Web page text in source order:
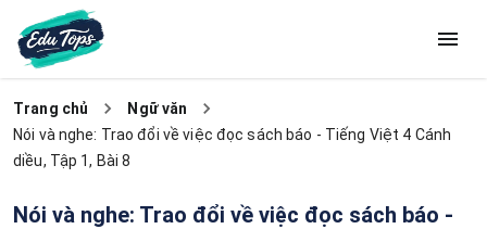
Trang chủ
Ngữ văn
Nói và nghe: Trao đổi về việc đọc sách báo - Tiếng Việt 4 Cánh
diều, Tập 1, Bài 8
Nói và nghe: Trao đổi về việc đọc sách báo -